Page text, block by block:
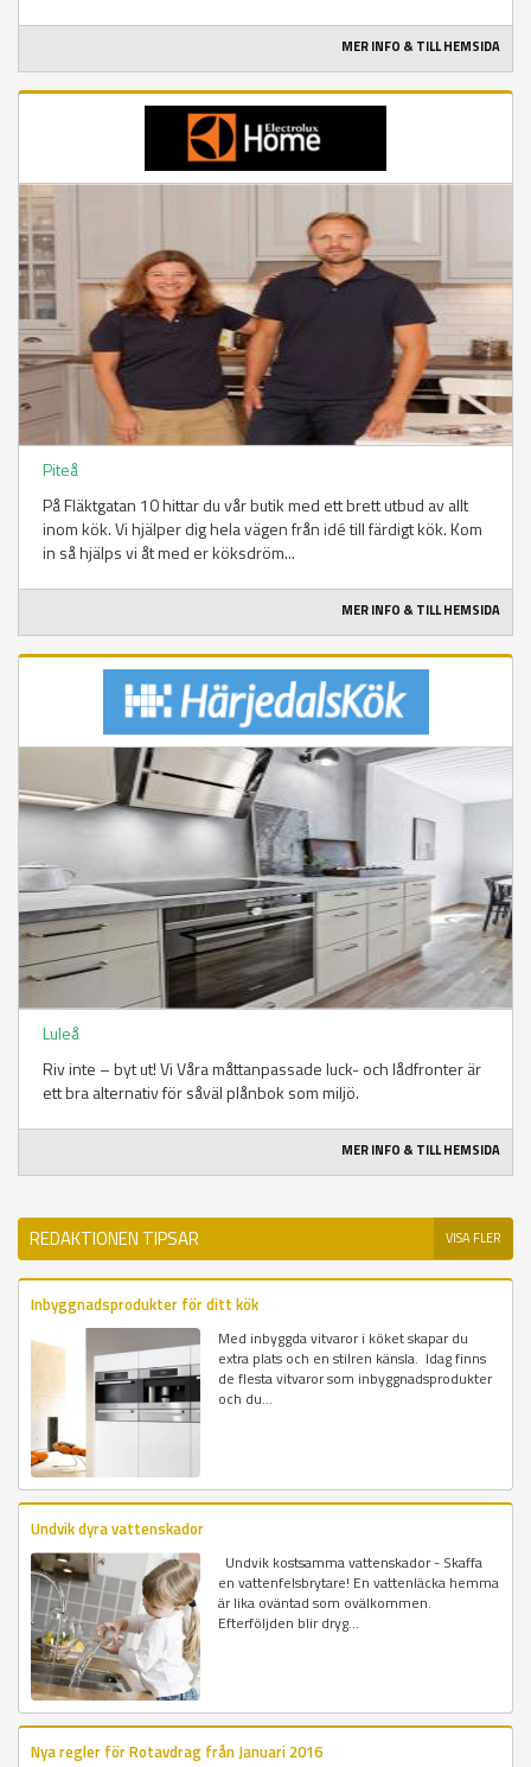
MER INFO & TILL HEMSIDA
Piteå
På Fläktgatan 10 hittar du vår butik med ett brett utbud av allt
inom kök. Vi hjälper dig hela vägen från idé till färdigt kök. Kom
in så hjälps vi åt med er köksdröm...
MER INFO & TILL HEMSIDA
Luleå
Riv inte – byt ut! Vi Våra måttanpassade luck- och lådfronter är
ett bra alternativ för såväl plånbok som miljö.
MER INFO & TILL HEMSIDA
REDAKTIONEN TIPSAR VISA FLER
Inbyggnadsprodukter för ditt kök
Med inbyggda vitvaror i köket skapar du
extra plats och en stilren känsla. Idag finns
de flesta vitvaror som inbyggnadsprodukter
och du...
Undvik dyra vattenskador
Undvik kostsamma vattenskador - Skaffa
en vattenfelsbrytare! En vattenläcka hemma
är lika oväntad som ovälkommen.
Efterföljden blir dryg...
Nya regler för Rotavdrag från Januari 2016